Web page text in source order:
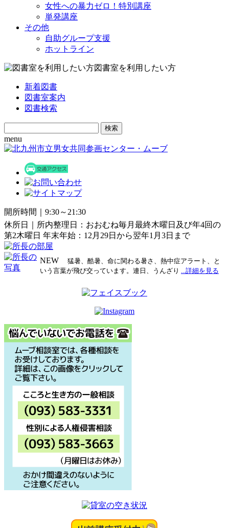
女性への暴力ゼロ！特別講座
単発講座
その他
自助グループ支援
ホットライン
図書室を利用したい方
新着図書
図書室案内
図書検索
Search
for:
menu
開所時間｜9:30～21:30
休所日｜所内整理日：おおむね毎月最終木曜日及び年4回の
第2木曜日 年末年始：12月29日から翌年1月3日まで
NEW
猛暑、酷暑、命に関わる暑さ、熱中症アラート、と
いう言葉が飛び交っています。連日、うんざり ...詳細を見る